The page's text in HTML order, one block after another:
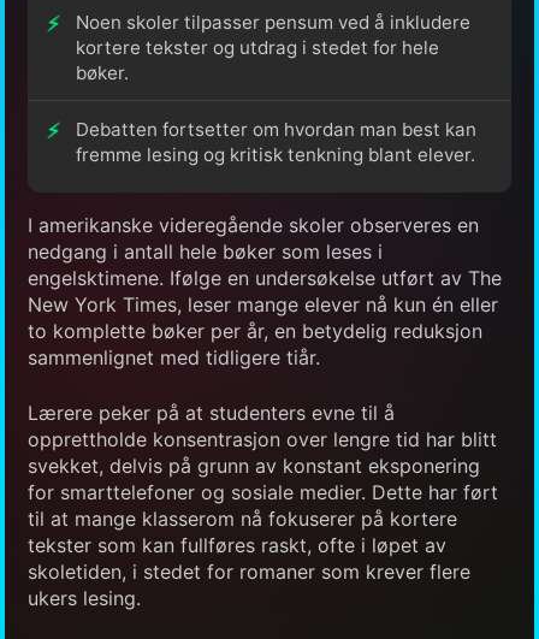
Noen skoler tilpasser pensum ved å inkludere
kortere tekster og utdrag i stedet for hele
bøker.
Debatten fortsetter om hvordan man best kan
fremme lesing og kritisk tenkning blant elever.
I amerikanske videregående skoler observeres en
nedgang i antall hele bøker som leses i
engelsktimene. Ifølge en undersøkelse utført av The
New York Times, leser mange elever nå kun én eller
to komplette bøker per år, en betydelig reduksjon
sammenlignet med tidligere tiår.
Lærere peker på at studenters evne til å
opprettholde konsentrasjon over lengre tid har blitt
svekket, delvis på grunn av konstant eksponering
for smarttelefoner og sosiale medier. Dette har ført
til at mange klasserom nå fokuserer på kortere
tekster som kan fullføres raskt, ofte i løpet av
skoletiden, i stedet for romaner som krever flere
ukers lesing.